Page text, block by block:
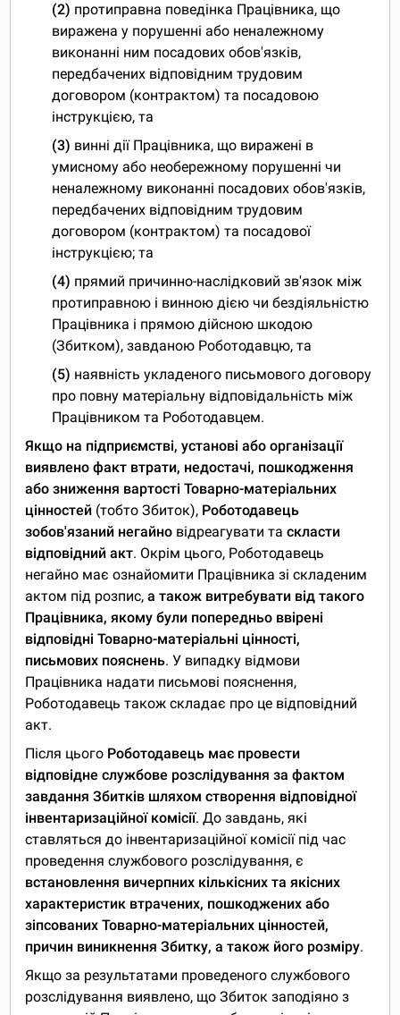
(2) протиправна поведінка Працівника, що
виражена у порушенні або неналежному
виконанні ним посадових обов'язків,
передбачених відповідним трудовим
договором (контрактом) та посадовою
інструкцією, та
(3) винні дії Працівника, що виражені в
умисному або необережному порушенні чи
неналежному виконанні посадових обов'язків,
передбачених відповідним трудовим
договором (контрактом) та посадової
інструкцією; та
(4) прямий причинно-наслідковий зв'язок між
протиправною і винною дією чи бездіяльністю
Працівника і прямою дійсною шкодою
(Збитком), завданою Роботодавцю, та
(5) наявність укладеного письмового договору
про повну матеріальну відповідальність між
Працівником та Роботодавцем.
Якщо на підприємстві, установі або організації
виявлено факт втрати, недостачі, пошкодження
або зниження вартості Товарно-матеріальних
цінностей (тобто Збиток), Роботодавець
зобов'язаний негайно відреагувати таскласти
відповідний акт. Окрім цього, Роботодавець
негайно має ознайомити Працівника зі складеним
актом під розпис, а також витребувати від такого
Працівника, якому були попередньо ввірені
відповідні Товарно-матеріальні цінності,
письмових пояснень. У випадку відмови
Працівника надати письмові пояснення,
Роботодавець також складає про це відповідний
акт.
Після цього Роботодавець має провести
відповідне службове розслідування за фактом
завдання Збитків шляхом створення відповідної
інвентаризаційної комісії. До завдань, які
ставляться до інвентаризаційної комісії під час
проведення службового розслідування, є
встановлення вичерпних кількісних та якісних
характеристик втрачених, пошкоджених або
зіпсованих Товарно-матеріальних цінностей,
причин виникнення Збитку, а також його розміру.
Якщо за результатами проведеного службового
розслідування виявлено, що Збиток заподіяно з